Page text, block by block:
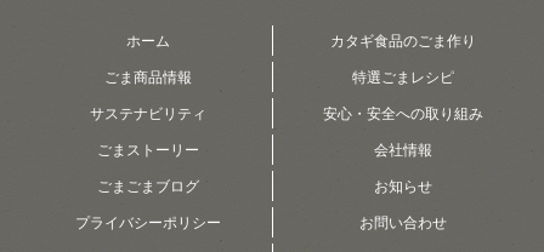
ホーム カタギ食品のごま作り
ごま商品情報 特選ごまレシピ
サステナビリティ 安心・安全への取り組み
ごまストーリー 会社情報
ごまごまブログ お知らせ
プライバシーポリシー お問い合わせ